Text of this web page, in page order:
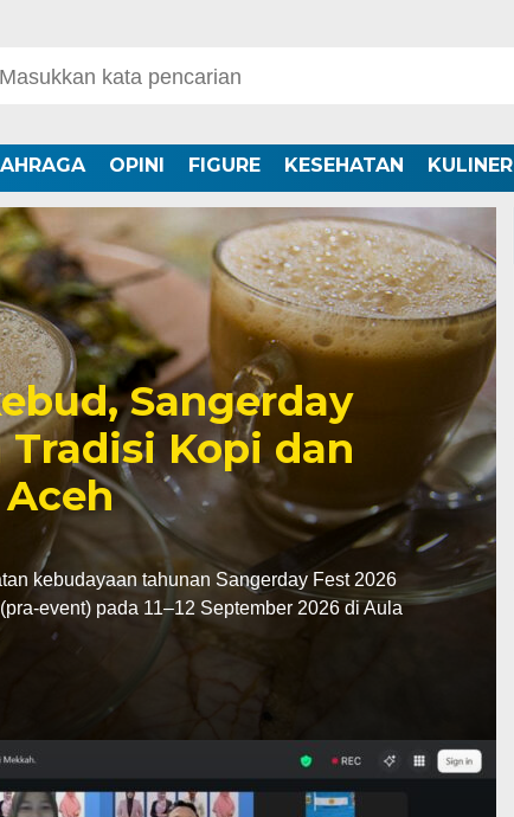
OPINI FIGURE KESEHATAN KULINER
Sangerday
Tradisi Kopi dan
kebudayaan tahunan Sangerday Fest 2026
event) pada 11–12 September 2026 di Aula